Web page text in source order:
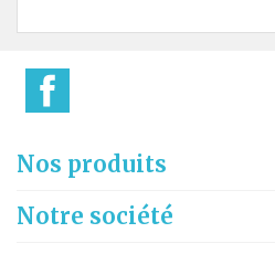
Nos produits
Notre société